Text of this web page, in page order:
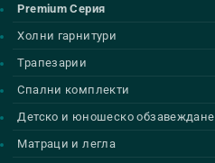
Premium Серия
Холни гарнитури
Трапезарии
Спални комплекти
Детско и юношеско обзавеждане
Матраци и легла